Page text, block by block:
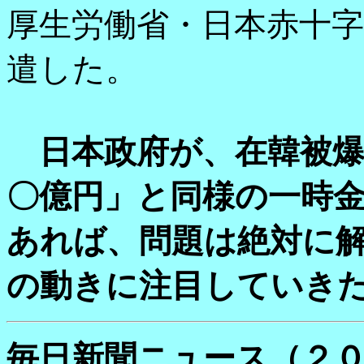
厚生労働省・日本赤十
遣した。
日本政府が、在韓被
〇億円」と同様の一時
あれば、問題は絶対に
の動きに注目していき